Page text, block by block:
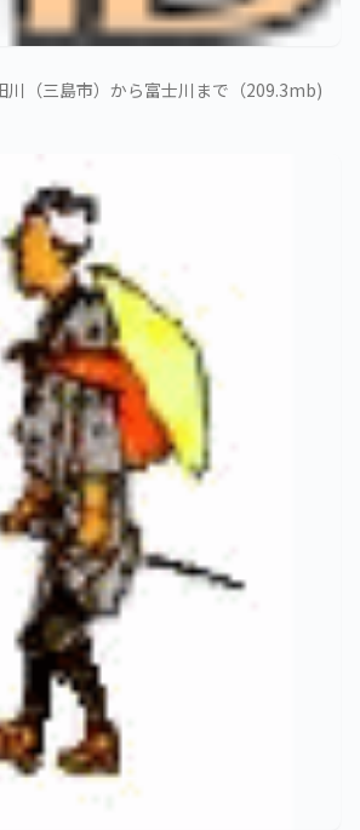
川（三島市）から富士川まで（209.3mb)